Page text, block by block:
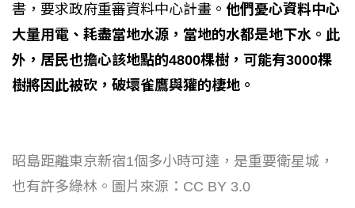
書，要求政府重審資料中心計畫。 他們憂心資料中心
大量用電、耗盡當地水源，當地的水都是地下水。此
外，居民也擔心該地點的4800棵樹，可能有3000棵
樹將因此被砍，破壞雀鷹與獾的棲地。
昭島距離東京新宿1個多小時可達，是重要衛星城，
也有許多綠林。圖片來源：CC BY 3.0